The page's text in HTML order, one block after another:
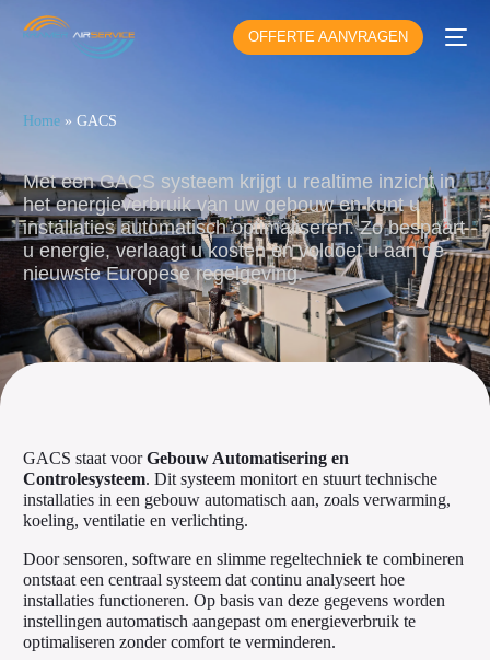
OFFERTE AANVRAGEN
Home »GACS
Met een GACS systeem krijgt u realtime inzicht in
het energieverbruik van uw gebouw en kunt u
installaties automatisch optimaliseren. Zo bespaart
u energie, verlaagt u kosten en voldoet u aan de
nieuwste Europese regelgeving.
GACS staat voorGebouw Automatisering en
Controlesysteem. Dit systeem monitort en stuurt technische
installaties in een gebouw automatisch aan, zoals verwarming,
koeling, ventilatie en verlichting.
Door sensoren, software en slimme regeltechniek te combineren
ontstaat een centraal systeem dat continu analyseert hoe
installaties functioneren. Op basis van deze gegevens worden
instellingen automatisch aangepast om energieverbruik te
optimaliseren zonder comfort te verminderen.